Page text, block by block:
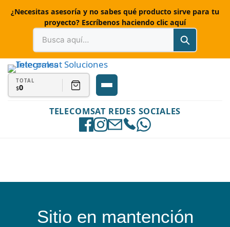
¿Necesitas asesoría y no sabes qué producto sirve para tu
proyecto? Escríbenos haciendo clic aquí
TELECOMSAT REDES SOCIALES
TOTAL
$0
Sitio en mantención